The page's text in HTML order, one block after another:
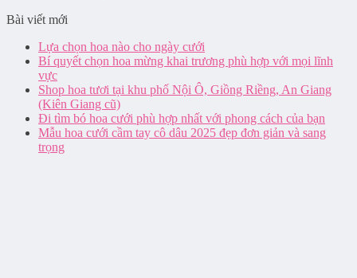
Bài viết mới
Lựa chọn hoa nào cho ngày cưới
Bí quyết chọn hoa mừng khai trương phù hợp với mọi lĩnh
vực
Shop hoa tươi tại khu phố Nội Ô, Giồng Riềng, An Giang
(Kiên Giang cũ)
Đi tìm bó hoa cưới phù hợp nhất với phong cách của bạn
Mẫu hoa cưới cầm tay cô dâu 2025 đẹp đơn giản và sang
trọng